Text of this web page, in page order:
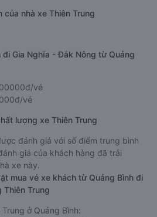
của nhà xe Thiên Trung
đi Gia Nghĩa - Đắk Nông từ Quảng
vé
vé
lượng xe Thiên Trung
đánh giá với số điểm trung bình
giá của khách hàng đã trải
xe này.
mua vé xe khách từ Quảng Bình đi
Thiên Trung
ở Quảng Bình: